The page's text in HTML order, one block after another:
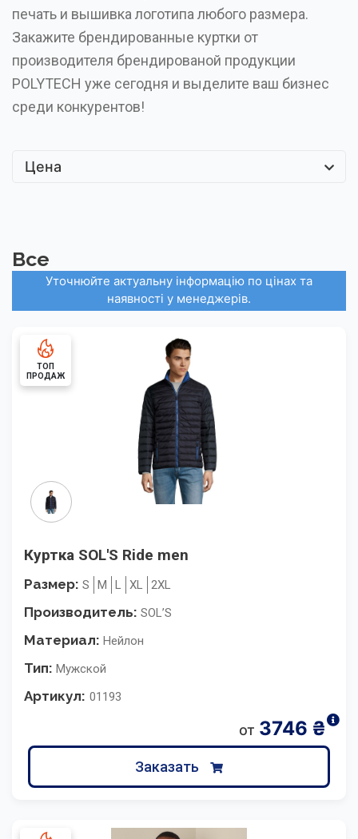
печать и вышивка логотипа любого размера.
Закажите брендированные куртки от
производителя брендированой продукции
POLYTECH уже сегодня и выделите ваш бизнес
среди конкурентов!
Все
Уточнюйте актуальну інформацію по цінах та
наявності у менеджерів.
Цена
Куртка SOL'S Ride men
Размер: S M L XL 2XL
Производитель: SOL’S
Материал: Нейлон
Тип: Мужской
Артикул: 01193
от 3746 ₴
Заказать
ТОП
ПРОДАЖ